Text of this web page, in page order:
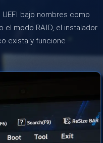
bajo nombres como
el modo RAID, el instalador
exista y funcione